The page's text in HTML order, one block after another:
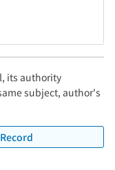
its authority
subject, author's